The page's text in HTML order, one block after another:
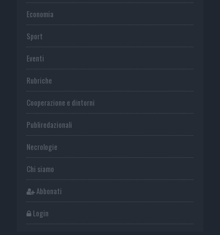
Economia
Sport
Eventi
Rubriche
Cooperazione e dintorni
Publiredazionali
Necrologie
Chi siamo
Abbonati
Login